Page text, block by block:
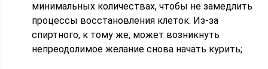
минимальных количествах, чтобы не замедлить
процессы восстановления клеток. Из-за
спиртного, к тому же, может возникнуть
непреодолимое желание снова начать курить;